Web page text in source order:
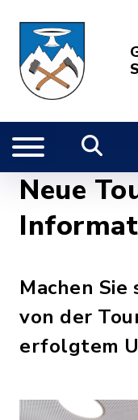
Neue
Machen Sie
von der
erfolgtem